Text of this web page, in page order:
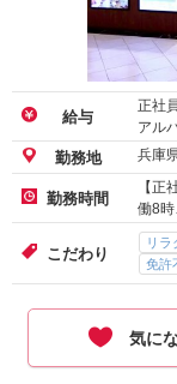
給与
正社
アル
勤務地 兵庫
勤務時間
【
働8
こだわり
リラ
免許
気に